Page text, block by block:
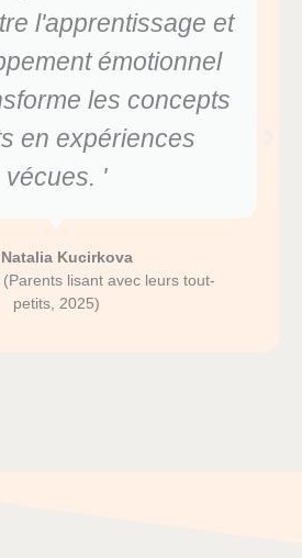
l'apprentissage et
émotionnel
les concepts
en expériences
vécues. '
Natalia Kucirkova
lisant avec leurs tout-
petits, 2025)